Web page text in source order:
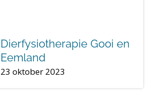
Dierfysiotherapie Gooi en
Eemland
23 oktober 2023